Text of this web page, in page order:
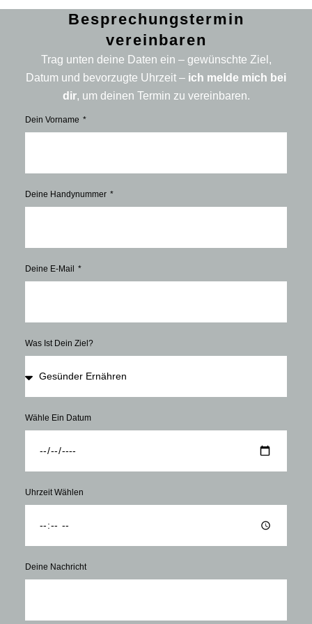
Besprechungstermin
vereinbaren
Trag unten deine Daten ein – gewünschte Ziel,
Datum und bevorzugte Uhrzeit – ich melde mich bei
dir, um deinen Termin zu vereinbaren.
Dein Vorname
Deine Handynummer
Deine E-Mail
Was Ist Dein Ziel?
Wähle Ein Datum
Uhrzeit Wählen
Deine Nachricht